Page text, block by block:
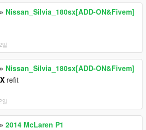
» Nissan_Silvia_180sx[ADD-ON&Fivem]
일
» Nissan_Silvia_180sx[ADD-ON&Fivem]
refit
일
» 2014 McLaren P1